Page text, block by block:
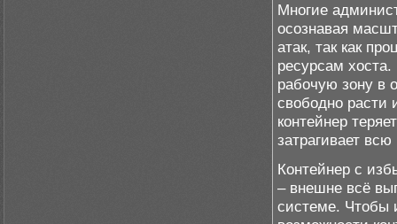
Многие
осознавая
атак, так как
ресурсам
рабочую зону в
свободно расти
контейнер
затрагивает
Контейнер с
– внешне всё
системе. Чтобы